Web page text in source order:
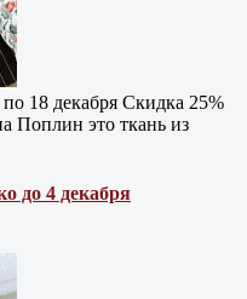
18 декабря Скидка 25%
Поплин это ткань из
до 4 декабря